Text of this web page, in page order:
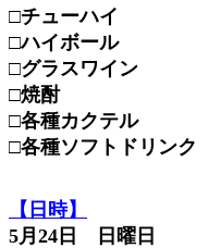
□チューハイ
□ハイボール
□グラスワイン
□焼酎
□各種カクテル
□各種ソフトドリン
【日時】
5月24日 日曜日